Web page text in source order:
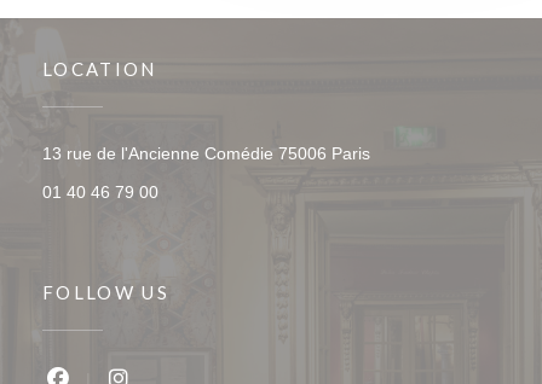
LOCATION
13 rue de l'Ancienne Comédie 75006 Paris((opens in a new
01 40 46 79 00
FOLLOW US